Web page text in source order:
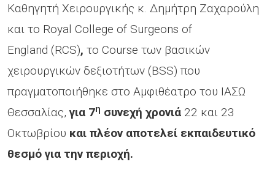
Καθηγητή Χειρουργικής κ. Δημήτρη Ζαχαρούλη
και το Royal College of Surgeons of
England (RCS), το Course των βασικών
χειρουργικών δεξιοτήτων (BSS) που
πραγματοποιήθηκε στο Αμφιθέατρο του ΙΑΣΩ
Θεσσαλίας,για 7η συνεχή χρονιά 22 και 23
Οκτωβρίου και πλέον αποτελεί εκπαιδευτικό
θεσμό για την περιοχή.